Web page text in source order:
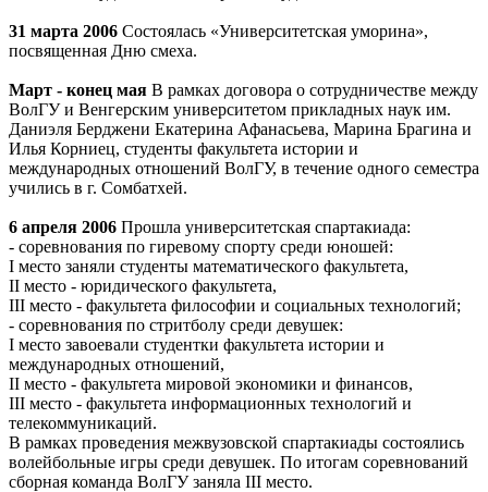
31 марта 2006 Состоялась «Университетская уморина»,
посвященная Дню смеха.
Март - конец мая В рамках договора о сотрудничестве между
ВолГУ и Венгерским университетом прикладных наук им.
Даниэля Берджени Екатерина Афанасьева, Марина Брагина и
Илья Корниец, студенты факультета истории и
международных отношений ВолГУ, в течение одного семестра
учились в г. Сомбатхей.
6 апреля 2006 Прошла университетская спартакиада:
- соревнования по гиревому спорту среди юношей:
I место заняли студенты математического факультета,
II место - юридического факультета,
III место - факультета философии и социальных технологий;
- соревнования по стритболу среди девушек:
I место завоевали студентки факультета истории и
международных отношений,
II место - факультета мировой экономики и финансов,
III место - факультета информационных технологий и
телекоммуникаций.
В рамках проведения межвузовской спартакиады состоялись
волейбольные игры среди девушек. По итогам соревнований
сборная команда ВолГУ заняла III место.